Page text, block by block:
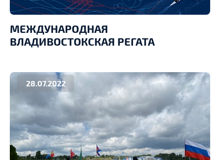
МЕЖДУНАРОДНАЯ
ВЛАДИВОСТОКСКАЯ РЕГАТА
28.07.2022